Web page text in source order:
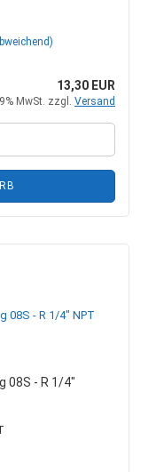
13,30 EUR
MwSt. zzgl. Versand
08S - R 1/4"